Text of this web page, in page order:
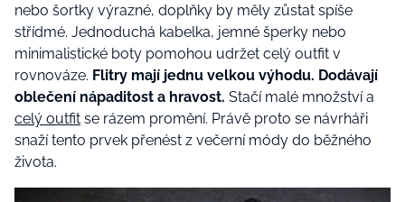
nebo šortky výrazné, doplňky by měly zůstat spíše
střídmé. Jednoduchá kabelka, jemné šperky nebo
minimalistické boty pomohou udržet celý outfit v
rovnováze. Flitry mají jednu velkou výhodu. Dodávají
oblečení nápaditost a hravost. Stačí malé množství a
celý outfit se rázem promění. Právě proto se návrháři
snaží tento prvek přenést z večerní módy do běžného
života.